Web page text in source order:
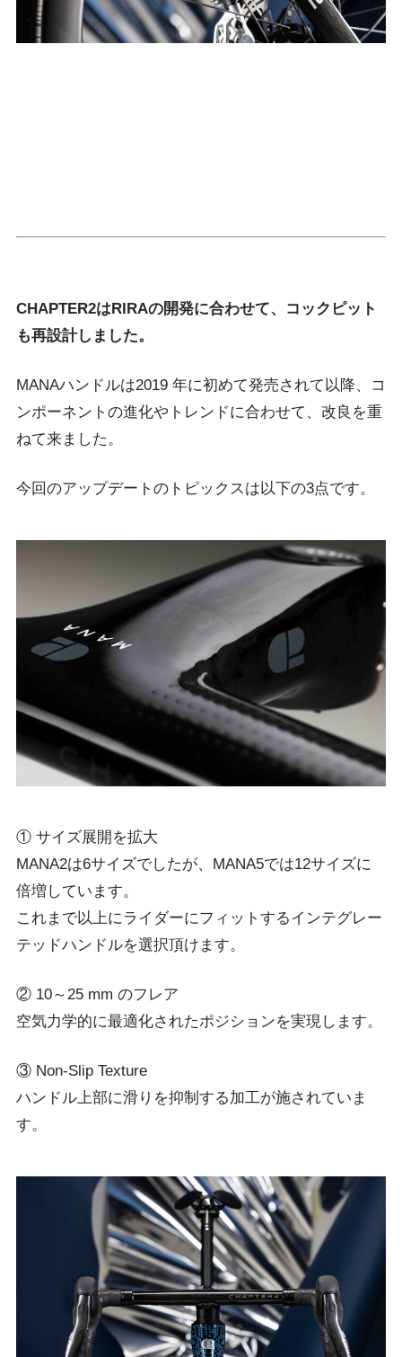
CHAPTER2はRIRAの開発に合わせて、コックピット
も再設計しました。
MANAハンドルは2019 年に初めて発売されて以降、コ
ンポーネントの進化やトレンドに合わせて、改良を重
ねて来ました。
今回のアップデートのトピックスは以下の3点です。
① サイズ展開を拡大
MANA2は6サイズでしたが、MANA5では12サイズに
倍増しています。
これまで以上にライダーにフィットするインテグレー
テッドハンドルを選択頂けます。
② 10～25 mm のフレア
空気力学的に最適化されたポジションを実現します。
③ Non-Slip Texture
ハンドル上部に滑りを抑制する加工が施されていま
す。